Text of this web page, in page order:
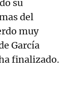
su
del
muy
García
finalizado.